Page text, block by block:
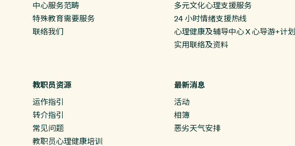
中心服务范畴
特殊教育需要服务
联络我们
多元文化心理支援服务
24 小时情绪支援热线
心理健康及辅导中心 X 心导游+计划
实用联络及资料
教职员资源
运作指引
转介指引
常见问题
教职员心理健康培训
最新消息
活动
相簿
恶劣天气安排